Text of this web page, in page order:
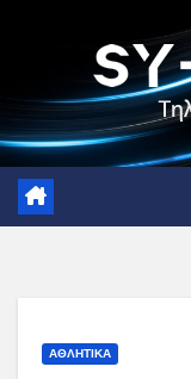
ΑΘΛΗΤΙΚΑ